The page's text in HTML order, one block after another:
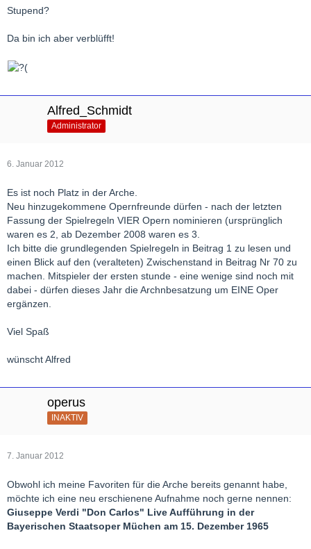
Stupend?
Da bin ich aber verblüfft!
Alfred_Schmidt
Administrator
6. Januar 2012
Es ist noch Platz in der Arche.
Neu hinzugekommene Opernfreunde dürfen - nach der letzten
Fassung der Spielregeln VIER Opern nominieren (ursprünglich
waren es 2, ab Dezember 2008 waren es 3.
Ich bitte die grundlegenden Spielregeln in Beitrag 1 zu lesen und
einen Blick auf den (veralteten) Zwischenstand in Beitrag Nr 70 zu
machen. Mitspieler der ersten stunde - eine wenige sind noch mit
dabei - dürfen dieses Jahr die Archnbesatzung um EINE Oper
ergänzen.
Viel Spaß
wünscht Alfred
operus
INAKTIV
7. Januar 2012
Obwohl ich meine Favoriten für die Arche bereits genannt habe,
möchte ich eine neu erschienene Aufnahme noch gerne nennen:
Giuseppe Verdi "Don Carlos" Live Aufführung in der
Bayerischen Staatsoper Müchen am 15. Dezember 1965